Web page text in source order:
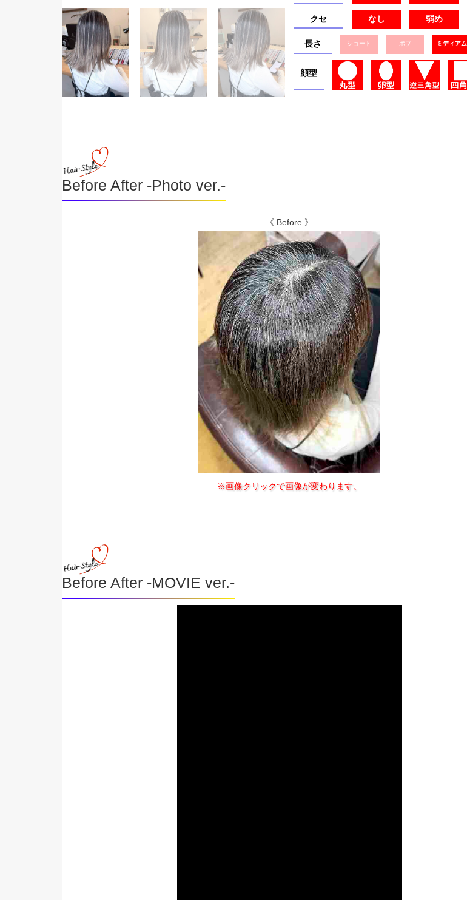
クセ なし 弱め
長さ ショート ボブ ミディアム
顔型
Before After -Photo ver.-
《 Before 》
※画像クリックで画像が変わります。
Before After -MOVIE ver.-